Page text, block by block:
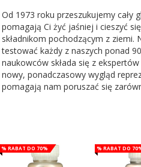
Od 1973 roku przeszukujemy cały
pomagają Ci żyć jaśniej i cieszyć
składnikom pochodzącym z
testować każdy z naszych ponad
naukowców składa się z
nowy, ponadczasowy wygląd
pomagają nam poruszać się
% Rabat do 70% % Rabat do